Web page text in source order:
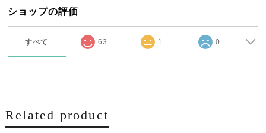
ショップの評価
すべて 63 1 0
Related product